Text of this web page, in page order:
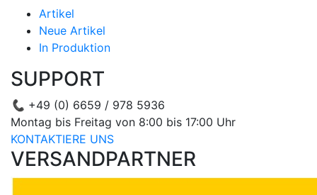
Artikel
Neue Artikel
In Produktion
SUPPORT
📞 +49 (0) 6659 / 978 5936
Montag bis Freitag von 8:00 bis 17:00 Uhr
KONTAKTIERE UNS
VERSANDPARTNER